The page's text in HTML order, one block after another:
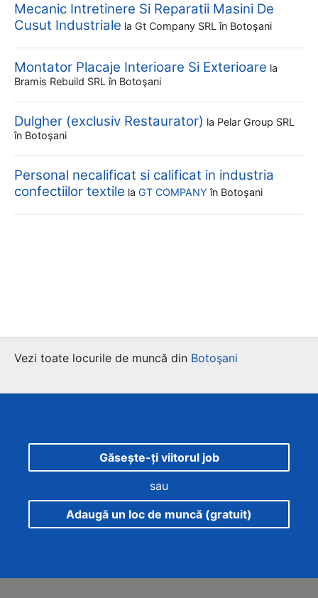
Mecanic Intretinere Si Reparatii Masini De
Cusut Industriale la Gt Company SRL în Botoşani
Montator Placaje Interioare Si Exterioare la
Bramis Rebuild SRL în Botoşani
Dulgher (exclusiv Restaurator) la Pelar Group SRL
în Botoşani
Personal necalificat si calificat in industria
confectiilor textile la GT COMPANY în Botoşani
Vezi toate locurile de muncă din Botoşani
Găsește-ți viitorul job
sau
Adaugă un loc de muncă (gratuit)